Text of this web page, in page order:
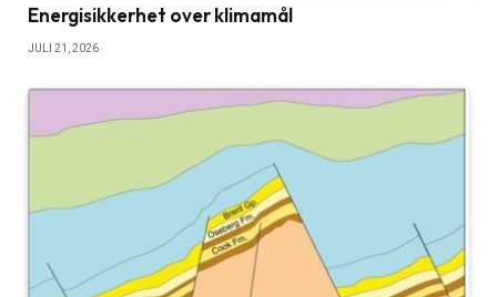
Energisikkerhet over klimamål
JULI 21, 2026